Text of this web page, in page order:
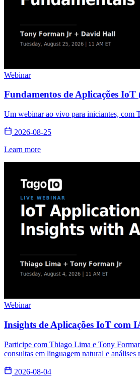
Webinar
Fundamentos de Aplicações IoT
Um webinar ao vivo para iniciantes, com
2026-08-25
Learn more
Webinar
Insights de Aplicações IoT com
Participe com Thiago Lima e Tony
consultas em linguagem natural e análises
2026-08-04